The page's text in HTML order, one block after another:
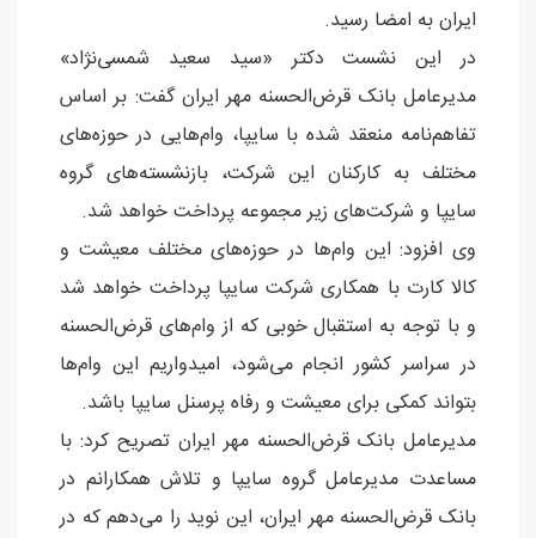
ایران به امضا رسید.
در این نشست دکتر «سید سعید شمسی‌نژاد»
مدیرعامل بانک قرض‌الحسنه مهر ایران گفت: بر اساس
تفاهم‌نامه منعقد شده با سایپا، وام‌هایی در حوزه‌های
مختلف به کارکنان این شرکت، بازنشسته‌های گروه
سایپا و شرکت‌های زیر مجموعه پرداخت خواهد شد.
وی افزود: این وام‌ها در حوزه‌های مختلف معیشت و
کالا کارت با همکاری شرکت سایپا پرداخت خواهد شد
و با توجه به استقبال خوبی که از وام‌های قرض‌الحسنه
در سراسر کشور انجام می‌شود، امیدواریم این وام‌ها
بتواند کمکی برای معیشت و رفاه پرسنل سایپا باشد.
مدیرعامل بانک قرض‌الحسنه مهر ایران تصریح کرد: با
مساعدت مدیرعامل گروه سایپا و تلاش همکارانم در
بانک قرض‌الحسنه مهر ایران، این نوید را می‌دهم که در